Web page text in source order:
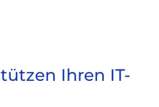
Ihren IT-